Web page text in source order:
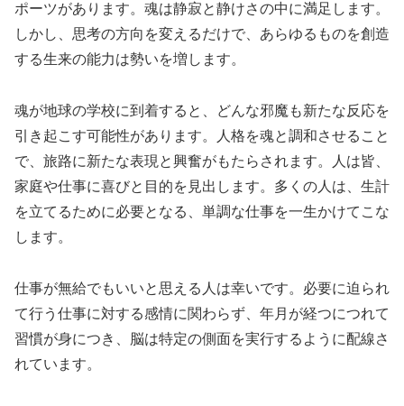
ポーツがあります。魂は静寂と静けさの中に満足します。
しかし、思考の方向を変えるだけで、あらゆるものを創造
する生来の能力は勢いを増します。
魂が地球の学校に到着すると、どんな邪魔も新たな反応を
引き起こす可能性があります。人格を魂と調和させること
で、旅路に新たな表現と興奮がもたらされます。人は皆、
家庭や仕事に喜びと目的を見出します。多くの人は、生計
を立てるために必要となる、単調な仕事を一生かけてこな
します。
仕事が無給でもいいと思える人は幸いです。必要に迫られ
て行う仕事に対する感情に関わらず、年月が経つにつれて
習慣が身につき、脳は特定の側面を実行するように配線さ
れています。